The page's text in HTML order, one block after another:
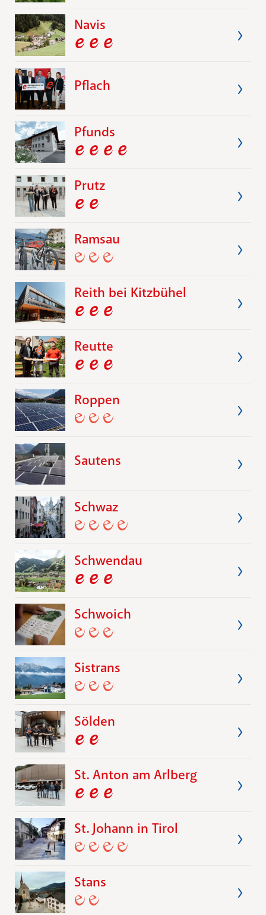
Navis
Pflach
Pfunds
Prutz
Ramsau
Reith bei Kitzbühel
Reutte
Roppen
Sautens
Schwaz
Schwendau
Schwoich
Sistrans
Sölden
St. Anton am Arlberg
St. Johann in Tirol
Stans